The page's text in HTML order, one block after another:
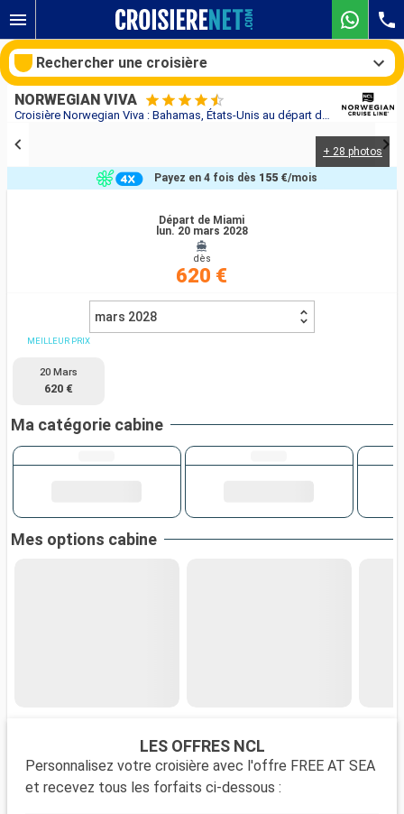
Croisière Norwegian Viva : Bahamas, États-Unis au départ de Miami
NORWEGIAN VIVA
+ 28 photos
Départ de Miami
lun. 20 mars 2028
dès
620 €
Payez en 4 fois dès 155 €/mois
mars 2028
MEILLEUR PRIX
20 Mars
620 €
Ma catégorie cabine
Mes options cabine
LES OFFRES NCL
Personnalisez votre croisière avec l'offre FREE AT SEA
et recevez tous les forfaits ci-dessous :
Rechercher une croisière
Rechercher